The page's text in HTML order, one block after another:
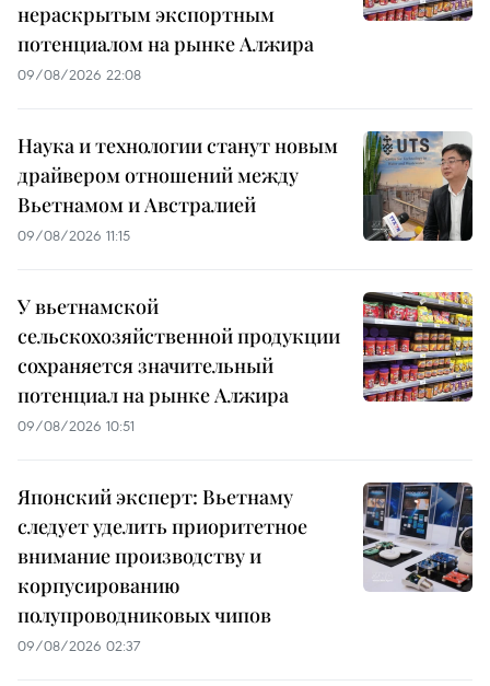
нераскрытым экспортным
потенциалом на рынке Алжира
09/08/2026 22:08
Наука и технологии станут новым
драйвером отношений между
Вьетнамом и Австралией
09/08/2026 11:15
У вьетнамской
сельскохозяйственной продукции
сохраняется значительный
потенциал на рынке Алжира
09/08/2026 10:51
Японский эксперт: Вьетнаму
следует уделить приоритетное
внимание производству и
корпусированию
полупроводниковых чипов
09/08/2026 02:37